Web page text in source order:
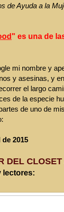
de Ayuda a la
" es una de
mi nombre y
y asesinas, y
el largo
de la especie
de uno de
2015
DEL
lectores: